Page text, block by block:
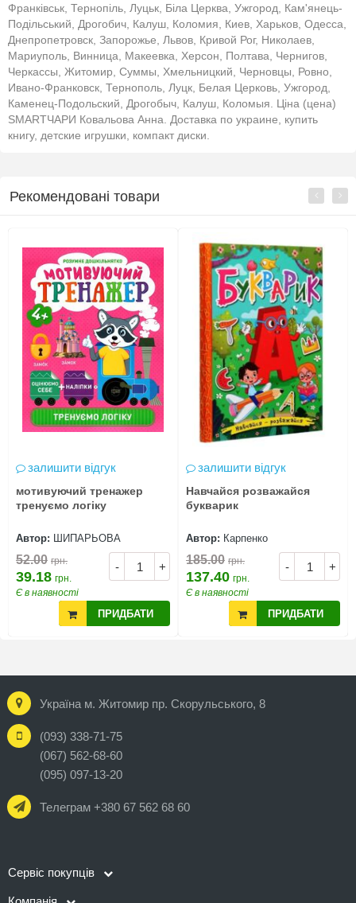
Франківськ, Тернопіль, Луцьк, Біла Церква, Ужгород, Кам'янець-
Подільський, Дрогобич, Калуш, Коломия, Киев, Харьков, Одесса,
Днепропетровск, Запорожье, Львов, Кривой Рог, Николаев,
Мариуполь, Винница, Макеевка, Херсон, Полтава, Чернигов,
Черкассы, Житомир, Суммы, Хмельницкий, Черновцы, Ровно,
Ивано-Франковск, Тернополь, Луцк, Белая Церковь, Ужгород,
Каменец-Подольский, Дрогобыч, Калуш, Коломыя. Ціна (цена)
SMARTЧАРИ Ковальова Анна. Доставка по украине, купить
книгу, детские игрушки, компакт диски.
Рекомендовані товари
залишити відгук
мотивуючий тренажер
тренуємо логіку
Автор: ШИПАРЬОВА
- +
52.00 грн.
39.18 грн.
Є в наявності
ПРИДБАТИ
залишити відгук
Навчайся розважайся
букварик
Автор: Карпенко
- +
185.00 грн.
137.40 грн.
Є в наявності
ПРИДБАТИ
Україна м. Житомир пр. Скорульського, 8
(093) 338-71-75
(067) 562-68-60
(095) 097-13-20
Телеграм +380 67 562 68 60
Сервіс покупців